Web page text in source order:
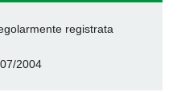
registrata
2004